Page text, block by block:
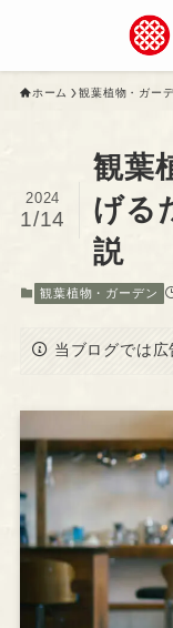
ホーム 観葉植物・ガー
観葉
げる
説
2024
1/14
観葉植物・ガーデン
当ブログでは広